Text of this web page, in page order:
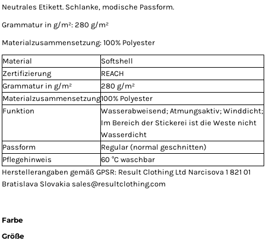
Neutrales Etikett. Schlanke, modische Passform.
Grammatur in g/m²: 280 g/m²
Materialzusammensetzung: 100% Polyester
Material
Softshell
Zertifizierung
REACH
Grammatur in g/m²
280 g/m²
Materialzusammensetzung100% Polyester
Funktion
Wasserabweisend; Atmungsaktiv; Winddicht;
Im Bereich der Stickerei ist die Weste nicht
Wasserdicht
Passform
Regular (normal geschnitten)
Pflegehinweis
60 °C waschbar
Herstellerangaben gemäß GPSR: Result Clothing Ltd Narcisova 1 821 01
Bratislava Slovakia sales@resultclothing.com
Farbe
Größe